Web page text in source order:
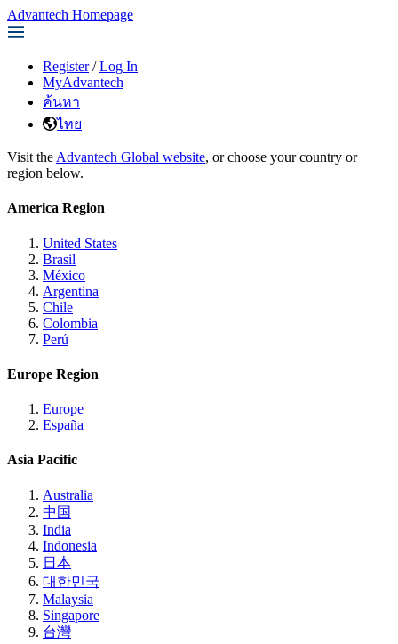
Advantech Homepage
Register / Log In
MyAdvantech
ค้นหา
ไทย
Visit the Advantech Global website, or choose your country or
region below.
America Region
United States
Brasil
México
Argentina
Chile
Colombia
Perú
Europe Region
Europe
España
Asia Pacific
Australia
中国
India
Indonesia
日本
대한민국
Malaysia
Singapore
台灣